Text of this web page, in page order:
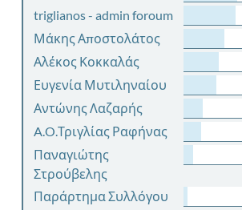
triglianos - admin foroum
Μάκης Αποστολάτος
Αλέκος Κοκκαλάς
Ευγενία Μυτιληναίου
Αντώνης Λαζαρής
A.O.Τριγλίας Ραφήνας
Παναγιώτης
Στρούβελης
Παράρτημα Συλλόγου